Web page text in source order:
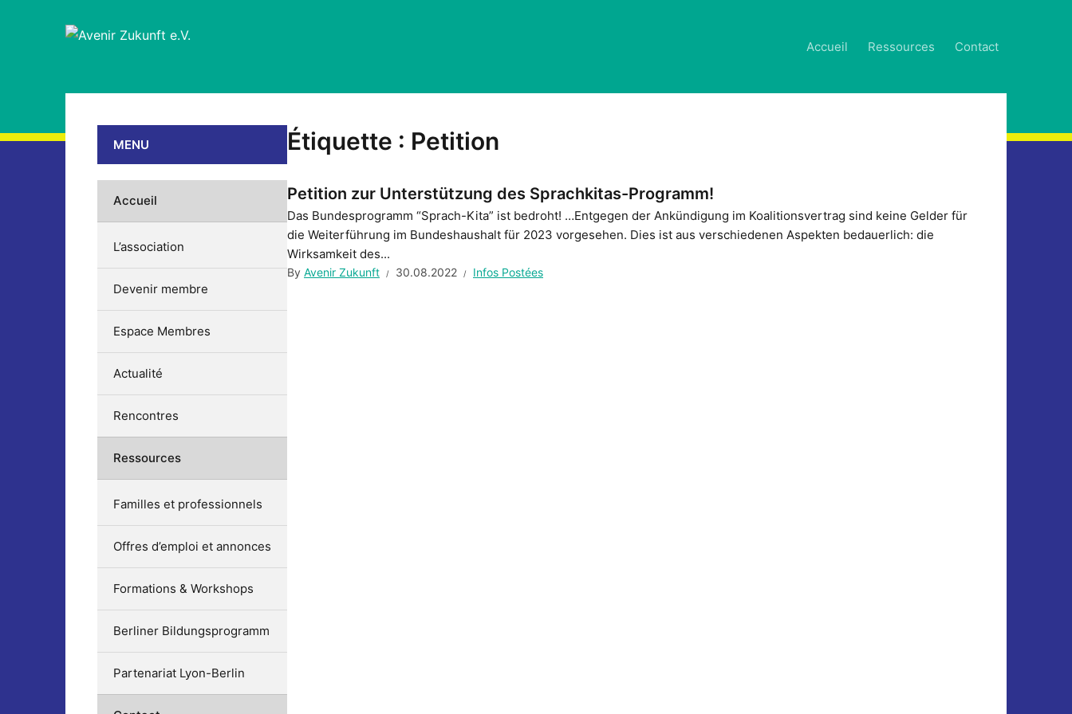
Accueil Ressources Contact
Étiquette : Petition
Petition zur Unterstützung des Sprachkitas-Programm!
Das Bundesprogramm “Sprach-Kita” ist bedroht! …Entgegen der Ankündigung im Koalitionsvertrag sind keine Gelder für
die Weiterführung im Bundeshaushalt für 2023 vorgesehen. Dies ist aus verschiedenen Aspekten bedauerlich: die
Wirksamkeit des...
By Avenir Zukunft 30.08.2022 Infos Postées
MENU
Accueil
L’association
Devenir membre
Espace Membres
Actualité
Rencontres
Ressources
Familles et professionnels
Offres d’emploi et annonces
Formations & Workshops
Berliner Bildungsprogramm
Partenariat Lyon-Berlin